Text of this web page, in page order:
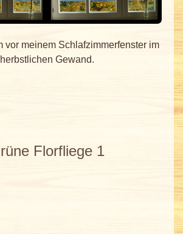
vor meinem Schlafzimmerfenster im
herbstlichen Gewand.
Florfliege 1